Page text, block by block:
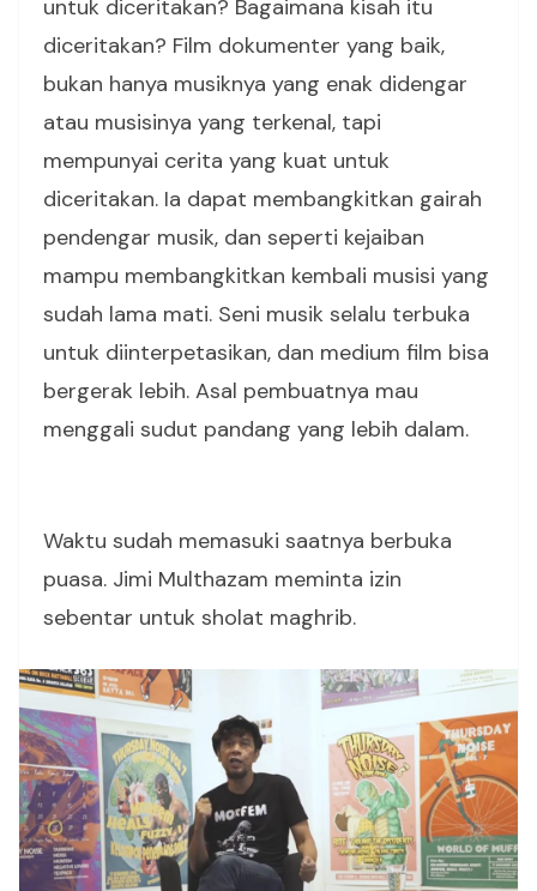
untuk diceritakan? Bagaimana kisah itu
diceritakan? Film dokumenter yang baik,
bukan hanya musiknya yang enak didengar
atau musisinya yang terkenal, tapi
mempunyai cerita yang kuat untuk
diceritakan. Ia dapat membangkitkan gairah
pendengar musik, dan seperti kejaiban
mampu membangkitkan kembali musisi yang
sudah lama mati. Seni musik selalu terbuka
untuk diinterpetasikan, dan medium film bisa
bergerak lebih. Asal pembuatnya mau
menggali sudut pandang yang lebih dalam.
Waktu sudah memasuki saatnya berbuka
puasa. Jimi Multhazam meminta izin
sebentar untuk sholat maghrib.